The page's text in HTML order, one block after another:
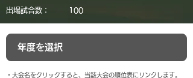
​出場試合数：
​100
​・大会名をクリックすると、当該大会の順位表にリンクします。